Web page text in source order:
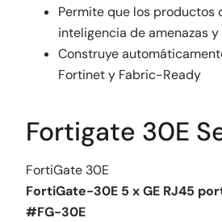
Permite que los productos
inteligencia de amenazas
Construye
Fortinet y Fabric-Ready
Fortigate 30E
FortiGate 30E
FortiGate-30E 5 x GE RJ45
#FG-30E